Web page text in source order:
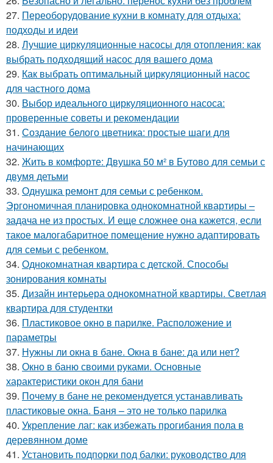
27. Переоборудование кухни в комнату для отдыха:
подходы и идеи
28. Лучшие циркуляционные насосы для отопления: как
выбрать подходящий насос для вашего дома
29. Как выбрать оптимальный циркуляционный насос
для частного дома
30. Выбор идеального циркуляционного насоса:
проверенные советы и рекомендации
31. Создание белого цветника: простые шаги для
начинающих
32. Жить в комфорте: Двушка 50 м² в Бутово для семьи с
двумя детьми
33. Однушка ремонт для семьи с ребенком.
Эргономичная планировка однокомнатной квартиры –
задача не из простых. И еще сложнее она кажется, если
такое малогабаритное помещение нужно адаптировать
для семьи с ребенком.
34. Однокомнатная квартира с детской. Способы
зонирования комнаты
35. Дизайн интерьера однокомнатной квартиры. Светлая
квартира для студентки
36. Пластиковое окно в парилке. Расположение и
параметры
37. Нужны ли окна в бане. Окна в бане: да или нет?
38. Окно в баню своими руками. Основные
характеристики окон для бани
39. Почему в бане не рекомендуется устанавливать
пластиковые окна. Баня – это не только парилка
40. Укрепление лаг: как избежать прогибания пола в
деревянном доме
41. Установить подпорки под балки: руководство для